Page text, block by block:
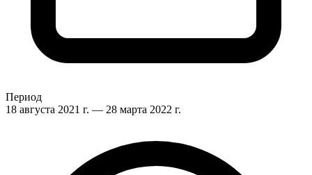
Период
18 августа 2021 г. — 28 марта 2022 г.